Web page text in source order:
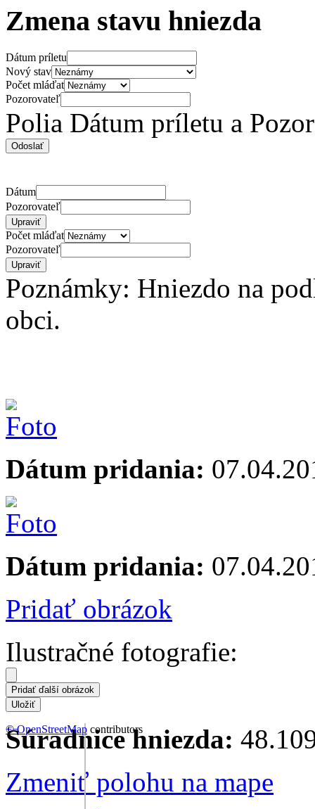
Zmena stavu hniezda
Dátum príletu
Nový stav
Počet mláďat
Pozorovateľ
Polia Dátum príletu a
Dátum
Pozorovateľ
Počet mláďat
Pozorovateľ
Poznámky: Hniezdo na
obci.
Dátum pridania:
Dátum pridania:
Pridať obrázok
Ilustračné fotografie:
+−
©OpenStreetMap contributors
Súradnice hniezda:
Zmeniť polohu na mape